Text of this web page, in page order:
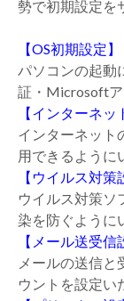
勢で初期設定を
【OS初期設定】
パソコンの起動
証・Microsoftア
【インターネッ
インターネット
用できるように
【ウイルス対策
ウイルス対策ソ
染を防ぐように
【メール送受信
メールの送信と
ウントを設定い